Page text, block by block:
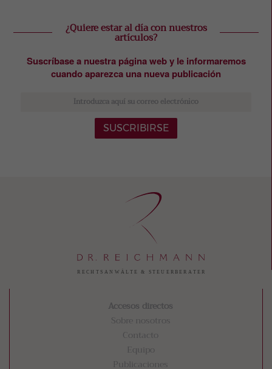
¿Quiere estar al día con nuestros
artículos?
Suscríbase a nuestra página web y le informaremos
cuando aparezca una nueva publicación
SUSCRIBIRSE
Accesos directos
Sobre nosotros
Contacto
Equipo
Publicaciones